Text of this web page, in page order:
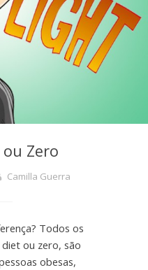
Zero
Camilla Guerra
Todos os
ou zero, são
obesas,